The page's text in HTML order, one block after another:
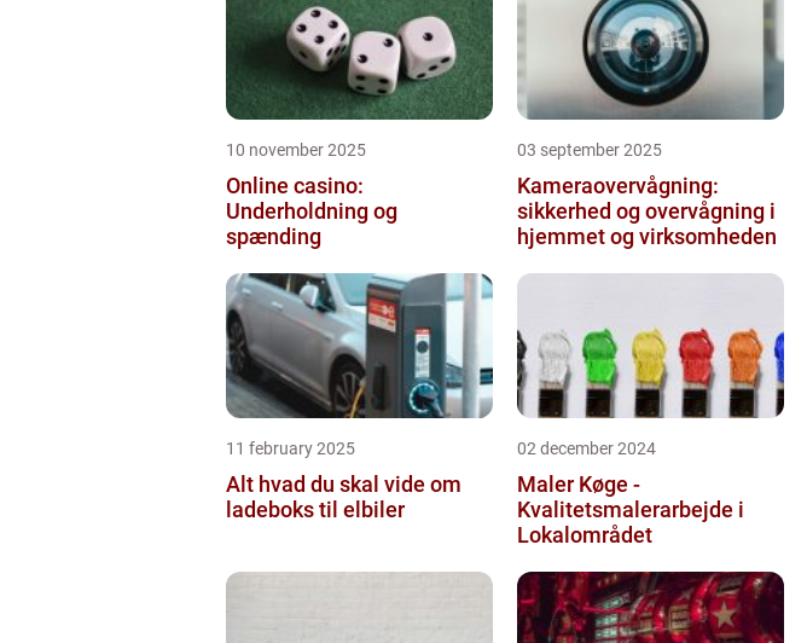
10 november 2025
Online casino:
Underholdning og
spænding
03 september 2025
Kameraovervågning:
sikkerhed og overvågning i
hjemmet og virksomheden
11 february 2025
Alt hvad du skal vide om
ladeboks til elbiler
02 december 2024
Maler Køge -
Kvalitetsmalerarbejde i
Lokalområdet